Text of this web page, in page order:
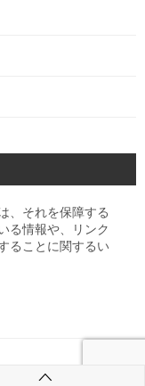
、それを保障する
る情報や、リンク
ることに関するい